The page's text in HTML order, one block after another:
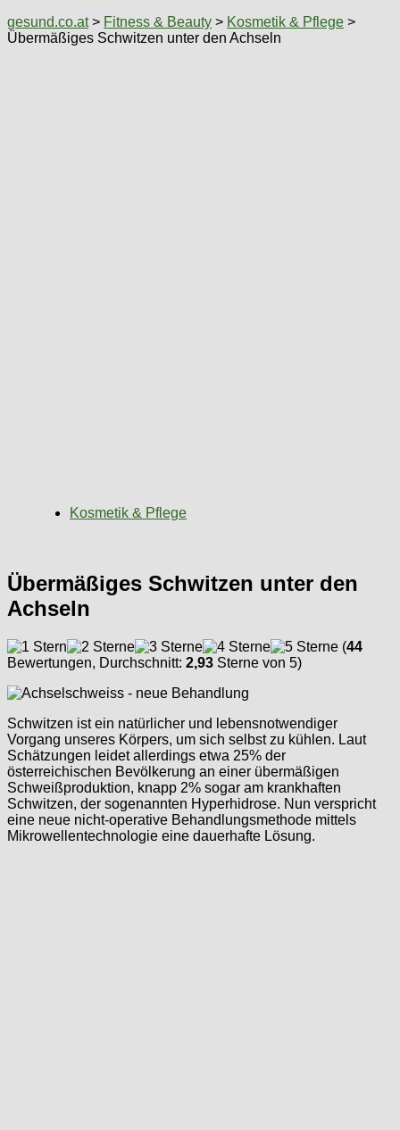
gesund.co.at> Fitness & Beauty > Kosmetik & Pflege >
Übermäßiges Schwitzen unter den Achseln
Kosmetik & Pflege
Übermäßiges Schwitzen unter den
Achseln
(44
Bewertungen, Durchschnitt: 2,93 Sterne von 5)
Schwitzen ist ein natürlicher und lebensnotwendiger
Vorgang unseres Körpers, um sich selbst zu kühlen. Laut
Schätzungen leidet allerdings etwa 25% der
österreichischen Bevölkerung an einer übermäßigen
Schweißproduktion, knapp 2% sogar am krankhaften
Schwitzen, der sogenannten Hyperhidrose. Nun verspricht
eine neue nicht-operative Behandlungsmethode mittels
Mikrowellentechnologie eine dauerhafte Lösung.